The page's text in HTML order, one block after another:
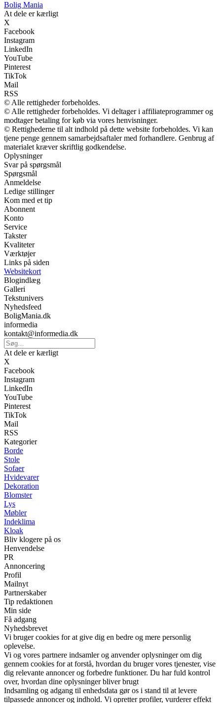
Bolig Mania
At dele er kærligt
X
Facebook
Instagram
LinkedIn
YouTube
Pinterest
TikTok
Mail
RSS
© Alle rettigheder forbeholdes.
© Alle rettigheder forbeholdes. Vi deltager i affiliateprogrammer og
modtager betaling for køb via vores henvisninger.
© Rettighederne til alt indhold på dette website forbeholdes. Vi kan
tjene penge gennem samarbejdsaftaler med forhandlere. Genbrug af
materialet kræver skriftlig godkendelse.
Oplysninger
Svar på spørgsmål
Spørgsmål
Anmeldelse
Ledige stillinger
Kom med et tip
Abonnent
Konto
Service
Takster
Kvaliteter
Værktøjer
Links på siden
Websitekort
Blogindlæg
Galleri
Tekstunivers
Nyhedsfeed
BoligMania.dk
informedia
kontakt@informedia.dk
At dele er kærligt
X
Facebook
Instagram
LinkedIn
YouTube
Pinterest
TikTok
Mail
RSS
Kategorier
Borde
Stole
Sofaer
Hvidevarer
Dekoration
Blomster
Lys
Møbler
Indeklima
Kloak
Bliv klogere på os
Henvendelse
PR
Annoncering
Profil
Mailnyt
Partnerskaber
Tip redaktionen
Min side
Få adgang
Nyhedsbrevet
Vi bruger cookies for at give dig en bedre og mere personlig
oplevelse.
Vi og vores partnere indsamler og anvender oplysninger om dig
gennem cookies for at forstå, hvordan du bruger vores tjenester, vise
dig relevante annoncer og forbedre funktioner. Du har fuld kontrol
over, hvordan dine oplysninger bliver brugt
Indsamling og adgang til enhedsdata gør os i stand til at levere
tilpassede annoncer og indhold. Vi opretter profiler, vurderer effekt